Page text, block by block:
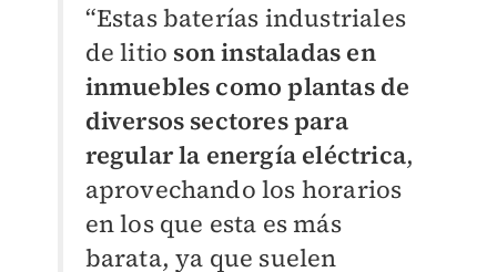
“Estas baterías industriales
de litio son instaladas en
inmuebles como plantas de
diversos sectores para
regular la energía eléctrica,
aprovechando los horarios
en los que esta es más
barata, ya que suelen